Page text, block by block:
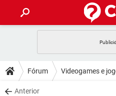
CELULAR
OUTLOOK
DICAS
JOGOS
DOWNLOADS
Fórum Videogames e
Anterior